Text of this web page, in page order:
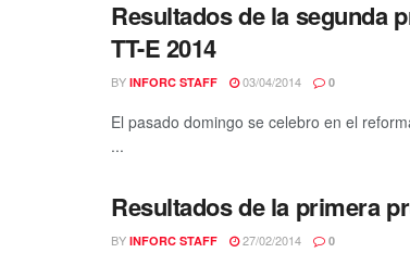
Resultados de la segunda
TT-E 2014
BY INFORC STAFF 03/04/2014 0
El pasado domingo se celebro en el
...
Resultados de la primera
BY INFORC STAFF 27/02/2014 0